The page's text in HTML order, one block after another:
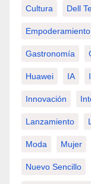
Cultura Dell
Empoderamiento
Gastronomía
Huawei IA
Innovación
Lanzamiento
Moda Mujer
Nuevo Sencillo